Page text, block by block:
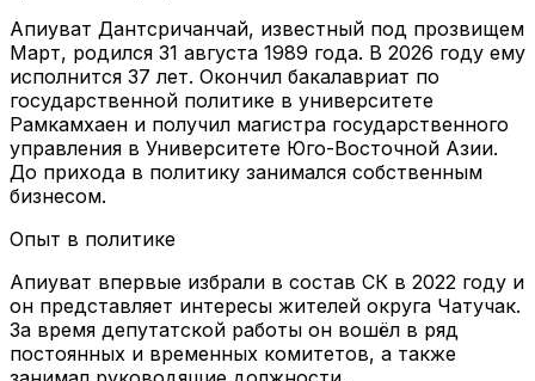
Апиуват Дантсричанчай, известный под прозвищем
Март, родился 31 августа 1989 года. В 2026 году ему
исполнится 37 лет. Окончил бакалавриат по
государственной политике в университете
Рамкамхаен и получил магистра государственного
управления в Университете Юго-Восточной Азии.
До прихода в политику занимался собственным
бизнесом.
Опыт в политике
Апиуват впервые избрали в состав СК в 2022 году и
он представляет интересы жителей округа Чатучак.
За время депутатской работы он вошёл в ряд
постоянных и временных комитетов, а также